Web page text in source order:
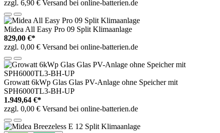
zzgl. 6,90 € Versand bei online-batterien.de
Midea All Easy Pro 09 Split Klimaanlage
829,00 €*
zzgl. 0,00 € Versand bei online-batterien.de
Growatt 6kWp Glas Glas PV-Anlage ohne Speicher mit
SPH6000TL3-BH-UP
1.949,64 €*
zzgl. 0,00 € Versand bei online-batterien.de